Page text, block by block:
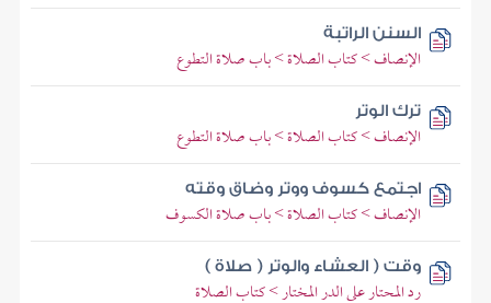
السنن الراتبة
الإنصاف > كتاب الصلاة > باب صلاة التطوع
ترك الوتر
الإنصاف > كتاب الصلاة > باب صلاة التطوع
اجتمع كسوف ووتر وضاق وقته
الإنصاف > كتاب الصلاة > باب صلاة الكسوف
وقت ( العشاء والوتر ( صلاة )
رد المحتار على الدر المختار > كتاب الصلاة